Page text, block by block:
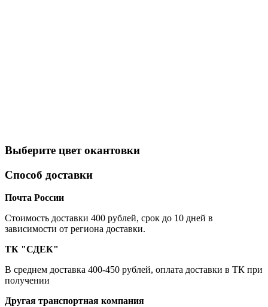
Выберите цвет окантовки
Способ доставки
Почта России
Cтоимость доставки 400 рублей, срок до 10 дней в
зависимости от региона доставки.
ТК "СДЕК"
В среднем доставка 400-450 рублей, оплата доставки в ТК при
получении
Другая транспортная компания